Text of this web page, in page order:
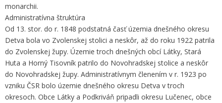
monarchii.
Administratívna štruktúra
Od 13. stor. do r. 1848 podstatná časť územia dnešného okresu
Detva bola vo Zvolenskej stolici a neskôr, až do roku 1922 patrila
do Zvolenskej župy. Územie troch dnešných obcí Látky, Stará
Huta a Horný Tisovník patrilo do Novohradskej stolice a neskôr
do Novohradskej župy. Administratívnym členením v r. 1923 po
vzniku ČSR bolo územie dnešného okresu Detva v troch
okresoch. Obce Látky a Podkriváň pripadli okresu Lučenec, obce